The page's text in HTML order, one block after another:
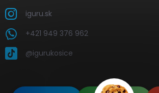
iguru.sk
+421 949 376 962
@igurukosice